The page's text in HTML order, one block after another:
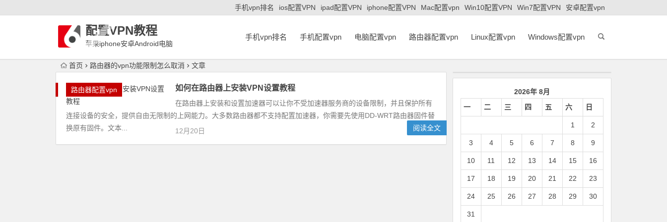
手机vpn排名 ios配置VPN ipad配置VPN iphone配置VPN Mac配置vpn Win10配置VPN Win7配置VPN 安卓配置vpn
配置VPN教程
苹果iphone安卓Android电脑
手机vpn排名 手机配置vpn 电脑配置vpn 路由器配置vpn Linux配置vpn Windows配置vpn
首页 路由器的vpn功能限制怎么取消 文章
路由器配置vpn 如何在路由器上安装VPN设置教程
在路由器上安装和设置加速器可以让你不受加速器服务商的设备限制，并且保护所有
连接设备的安全，提供自由无限制的上网能力。大多数路由器都不支持配置加速器，你需要先使用DD-WRT路由器固件替
换原有固件。文本...
12月20日 阅读全文
2026年 8月
一
二 三 四 五 六 日
1 2
3 4 5 6 7 8 9
10 11 12 13 14 15 16
17 18 19 20 21 22 23
24 25 26 27 28 29 30
31